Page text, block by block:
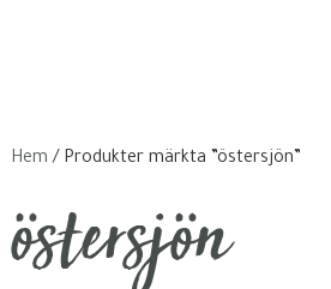
Hem / Produkter märkta ”östersjön”
östersjön